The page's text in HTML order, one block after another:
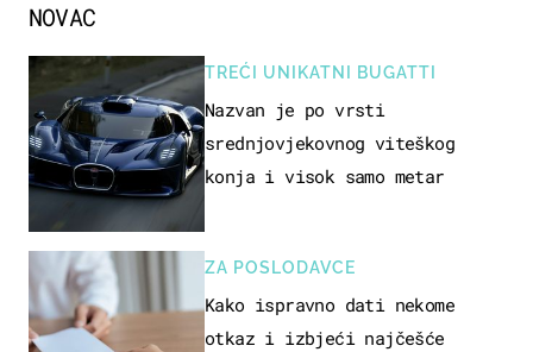
NOVAC
TREĆI UNIKATNI BUGATTI
Nazvan je po vrsti
srednjovjekovnog viteškog
konja i visok samo metar
ZA POSLODAVCE
Kako ispravno dati nekome
otkaz i izbjeći najčešće